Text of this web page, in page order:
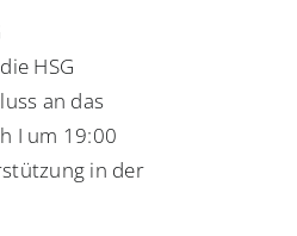
HSG
an das
I um 19:00
in der